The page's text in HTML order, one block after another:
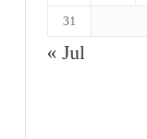
31
« Jul